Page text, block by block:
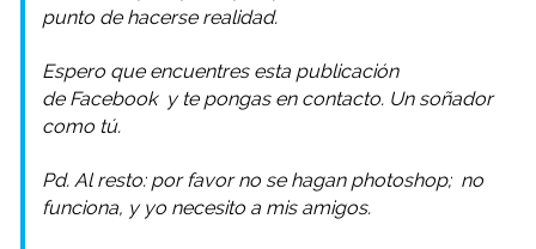
punto de hacerse realidad.
Espero que encuentres esta publicación
de Facebook y te pongas en contacto. Un soñador
como tú.
Pd. Al resto: por favor no se hagan photoshop; no
funciona, y yo necesito a mis amigos.